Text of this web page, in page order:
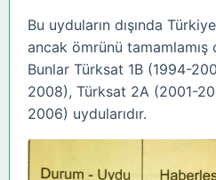
Bu uyduların dışında
ancak ömrünü tamamlamış
Bunlar Türksat 1B (1994-
2008), Türksat 2A (2001-
2006) uydularıdır.